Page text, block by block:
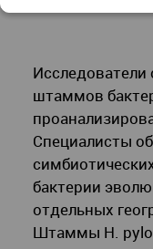
Исследователи
штаммов
Специалисты
бактерии
отдельных
Штаммы H.